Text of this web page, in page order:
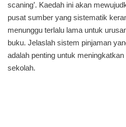
scaning’. Kaedah ini akan
pusat sumber yang sistematik
menunggu terlalu lama untuk
buku. Jelaslah sistem pinjaman
adalah penting untuk
sekolah.